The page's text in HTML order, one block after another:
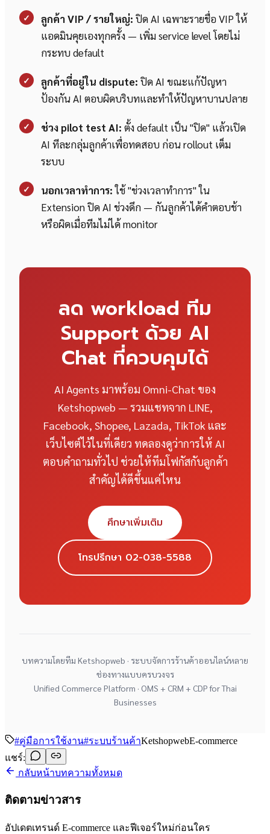
✓ ลูกค้า VIP / รายใหญ่: ปิด AI เฉพาะรายชื่อ VIP ให้
แอดมินคุยเองทุกครั้ง — เพิ่ม service level โดยไม่
กระทบ default
✓ ลูกค้าที่อยู่ใน dispute: ปิด AI ขณะแก้ปัญหา
ป้องกัน AI ตอบผิดบริบทและทำให้ปัญหาบานปลาย
✓ ช่วง pilot test AI: ตั้ง default เป็น "ปิด" แล้วเปิด
AI ทีละกลุ่มลูกค้าเพื่อทดสอบ ก่อน rollout เต็ม
ระบบ
✓ นอกเวลาทำการ:ใช้ "ช่วงเวลาทำการ" ใน
Extension ปิด AI ช่วงดึก — กันลูกค้าได้คำตอบช้า
หรือผิดเมื่อทีมไม่ได้ monitor
ลด workload ทีม
Support ด้วย AI
Chat ที่ควบคุมได้
AI Agents มาพร้อม Omni-Chat ของ
Ketshopweb — รวมแชทจาก LINE,
Facebook, Shopee, Lazada, TikTok และ
เว็บไซต์ไว้ในที่เดียว ทดลองดูว่าการให้ AI
ตอบคำถามทั่วไป ช่วยให้ทีมโฟกัสกับลูกค้า
สำคัญได้ดีขึ้นแค่ไหน
ศึกษาเพิ่มเติม
โทรปรึกษา 02-038-5588
บทความโดยทีม Ketshopweb · ระบบจัดการร้านค้าออนไลน์หลาย
ช่องทางแบบครบวงจร
Unified Commerce Platform · OMS + CRM + CDP for Thai
Businesses
#คู่มือการใช้งาน#ระบบร้านค้าKetshopwebE-commerce
แชร์:
กลับหน้าบทความทั้งหมด
ติดตามข่าวสาร
อัปเดตเทรนด์ E-commerce และฟีเจอร์ใหม่ก่อนใคร